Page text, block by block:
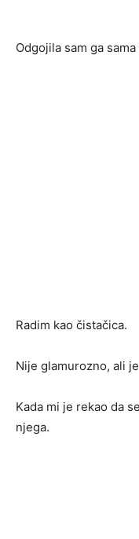
Odgojila sam ga
Radim kao čistačica.
Nije glamurozno, ali
Kada mi je rekao da
njega.